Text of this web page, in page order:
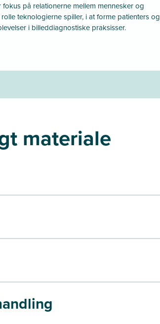
på relationerne mellem mennesker og
teknologierne spiller, i at forme ​​patienters og
i billeddiagnostiske praksisser.
materiale